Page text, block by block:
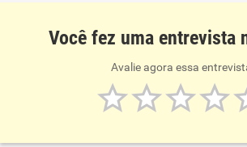
Você fez uma entrevista
Avalie agora essa